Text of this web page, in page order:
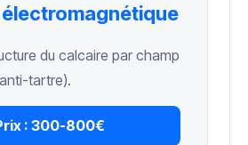
du calcaire par champ
tartre).
: 300-800€